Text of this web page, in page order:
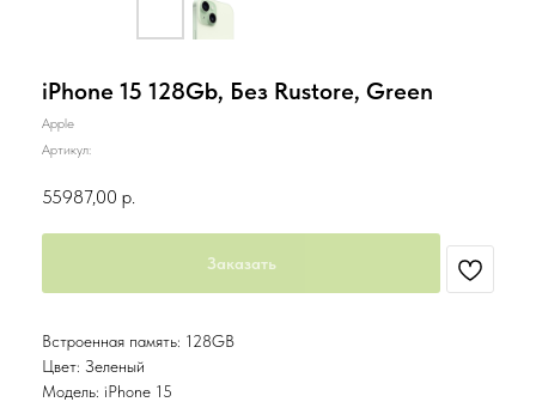
iPhone 15 128Gb, Без Rustore, Green
Apple
Артикул:
55987,00 р.
Заказать
Встроенная память: 128GB
Цвет: Зеленый
Модель: iPhone 15